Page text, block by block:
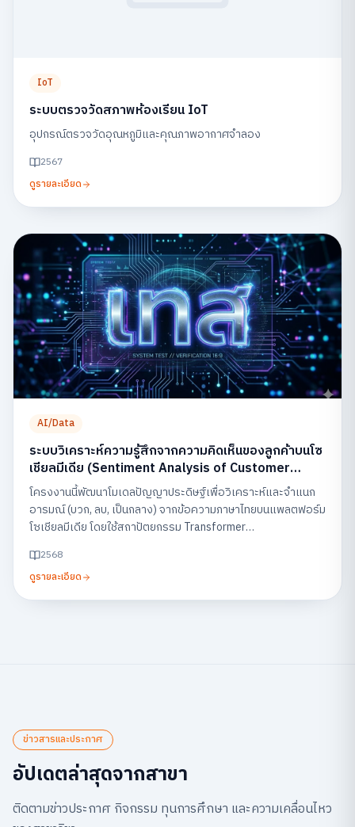
IoT
ระบบตรวจวัดสภาพห้องเรียน IoT
อุปกรณ์ตรวจวัดอุณหภูมิและคุณภาพอากาศจำลอง
2567
ดูรายละเอียด
AI/Data
ระบบวิเคราะห์ความรู้สึกจากความคิดเห็นของลูกค้าบนโซ
เชียลมีเดีย (Sentiment Analysis of Customer
Feedback on Social Media)
โครงงานนี้พัฒนาโมเดลปัญญาประดิษฐ์เพื่อวิเคราะห์และจำแนก
อารมณ์ (บวก, ลบ, เป็นกลาง) จากข้อความภาษาไทยบนแพลตฟอร์ม
โซเชียลมีเดีย โดยใช้สถาปัตยกรรม Transformer
ธุรกิจสามารถเข้าใจเสียงตอบรับของลูกค้าและนำไปปรับปรุง
บริการได้อย่างรวดเร็ว
2568
ดูรายละเอียด
ข่าวสารและประกาศ
อัปเดตล่าสุดจากสาขา
ติดตามข่าวประกาศ กิจกรรม ทุนการศึกษา และความเคลื่อนไหว